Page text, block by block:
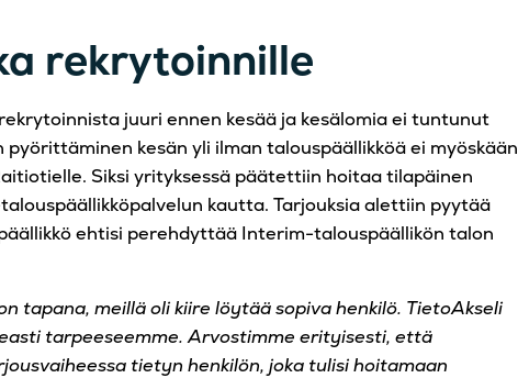
rekrytoinnille
juuri ennen kesää ja kesälomia ei tuntunut
kesän yli ilman talouspäällikköä ei myöskään
Siksi yrityksessä päätettiin hoitaa tilapäinen
kautta. Tarjouksia alettiin pyytää
ehtisi perehdyttää Interim-talouspäällikön talon
tapana, meillä oli kiire löytää sopiva henkilö. TietoAkseli
tarpeeseemme. Arvostimme erityisesti, että
tietyn henkilön, joka tulisi hoitamaan